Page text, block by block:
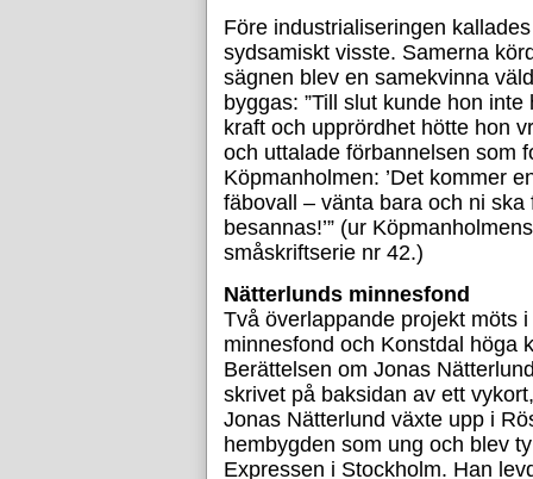
Före industrialiseringen
sydsamiskt visste. Samerna
sägnen blev en samekvinna
byggas: ”Till slut kunde hon
kraft och upprördhet hötte hon
och uttalade förbannelsen som
Köpmanholmen: ’Det kommer
fäbovall – vänta bara och ni
besannas!’” (ur
småskriftserie nr 42.)
Nätterlunds minnesfond
Två överlappande projekt möts
minnesfond och Konstdal höga
Berättelsen om Jonas
skrivet på baksidan av ett
Jonas Nätterlund växte upp i
hembygden som ung och blev
Expressen i Stockholm. Han